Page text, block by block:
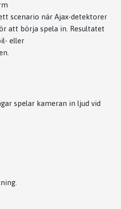
scenario när Ajax-detektorer
att börja spela in. Resultatet
eller
spelar kameran in ljud vid